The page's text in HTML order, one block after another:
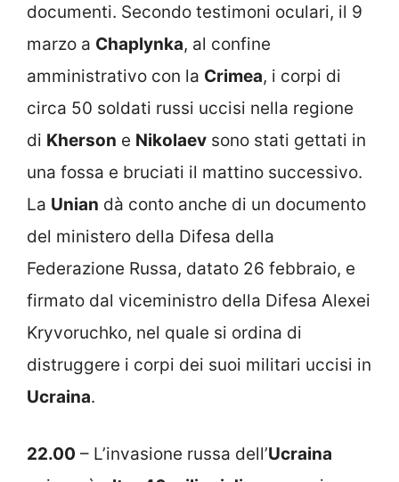
documenti. Secondo testimoni oculari, il 9
marzo a Chaplynka, al confine
amministrativo con la Crimea, i corpi di
circa 50 soldati russi uccisi nella regione
di Kherson e Nikolaev sono stati gettati in
una fossa e bruciati il mattino successivo.
La Unian dà conto anche di un documento
del ministero della Difesa della
Federazione Russa, datato 26 febbraio, e
firmato dal viceministro della Difesa Alexei
Kryvoruchko, nel quale si ordina di
distruggere i corpi dei suoi militari uccisi in
Ucraina.
22.00 – L’invasione russa dell’Ucraina